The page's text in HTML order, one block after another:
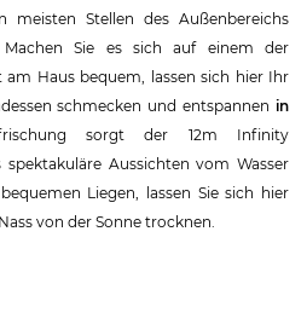
Stellen des Außenbereichs
Machen Sie es sich auf einem der
Haus bequem, lassen sich hier Ihr
schmecken und entspannen in
sorgt der 12m Infinity
Aussichten vom Wasser
Liegen, lassen Sie sich hier
von der Sonne trocknen.